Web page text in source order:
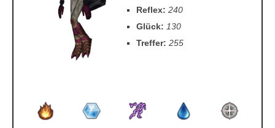
Reflex: 240
Glück: 130
Treffer: 255